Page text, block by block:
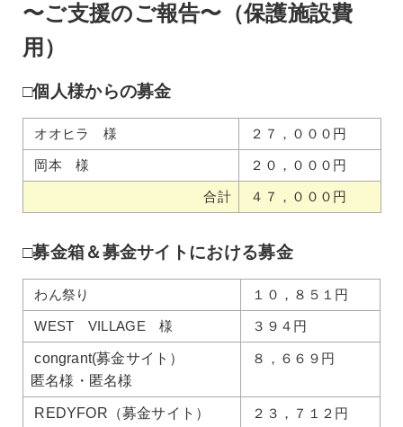
〜ご支援のご報告〜（保護施設費
用）
□個人様からの募金
オオヒラ 様 ２７，０００円
岡本 様 ２０，０００円
合計 ４７，０００円
□募金箱＆募金サイトにおける募金
わん祭り １０，８５１円
WEST VILLAGE 様 ３９４円
congrant(募金サイト）
匿名様・匿名様
８，６６９円
REDYFOR（募金サイト）
２３，７１２円